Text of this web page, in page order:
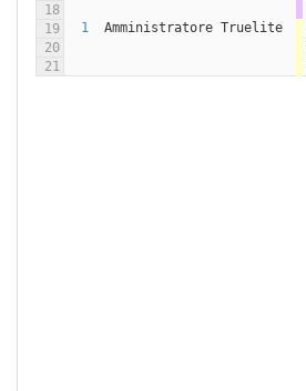
18
19
1 Amministratore Truelite
20
21